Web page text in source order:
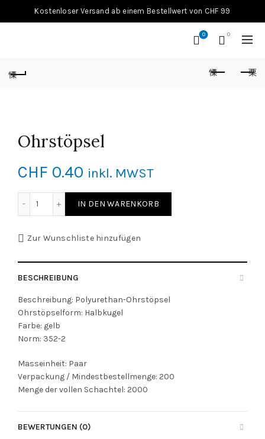
Kostenloser Versand ab einem Bestellwert von CHF 99
0 0
Ohrstöpsel
CHF 0.40 inkl. MWST
IN DEN WARENKORB
Zur Wunschliste hinzufügen
BESCHREIBUNG
Beschreibung: Polyurethan-Ohrstöpsel
Ohrstöpselform: Halbkugel
Farbe: gelb
Norm: 352-2
Masseinheit: Paar
Verpackung / Mindestbestellmenge: 200
Menge der vollen Schachtel: 2000
BEWERTUNGEN (0)